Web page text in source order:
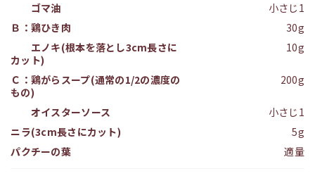
ゴマ油
小さじ1
Ｂ：鶏ひき肉
30g
エノキ(根本を落とし3cm長さに
カット)
10g
Ｃ：鶏がらスープ(通常の1/2の濃度の
もの)
200g
オイスターソース
小さじ1
ニラ(3cm長さにカット)
5g
パクチーの葉
適量